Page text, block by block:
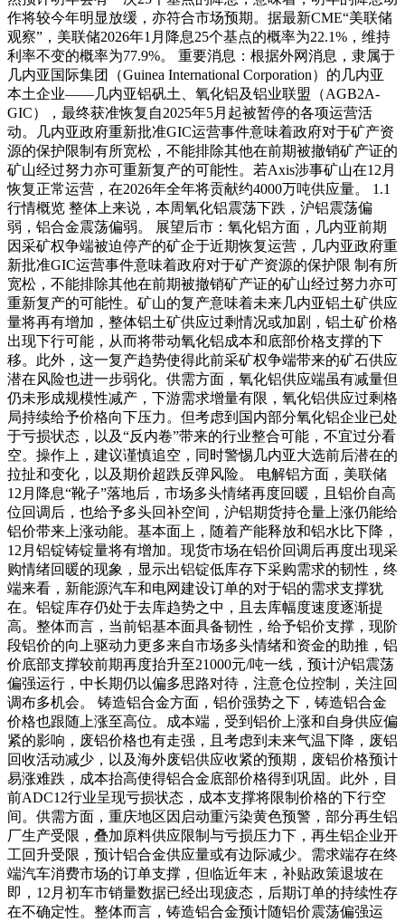
作将较今年明显放缓，亦符合市场预期。据最新CME“美联储
观察”，美联储2026年1月降息25个基点的概率为22.1%，维持
利率不变的概率为77.9%。 重要消息：根据外网消息，隶属于
几内亚国际集团（Guinea International Corporation）的几内亚
本土企业——几内亚铝矾土、氧化铝及铝业联盟（AGB2A-
GIC），最终获准恢复自2025年5月起被暂停的各项运营活
动。几内亚政府重新批准GIC运营事件意味着政府对于矿产资
源的保护限制有所宽松，不能排除其他在前期被撤销矿产证的
矿山经过努力亦可重新复产的可能性。若Axis涉事矿山在12月
恢复正常运营，在2026年全年将贡献约4000万吨供应量。 1.1
行情概览 整体上来说，本周氧化铝震荡下跌，沪铝震荡偏
弱，铝合金震荡偏弱。 展望后市：氧化铝方面，几内亚前期
因采矿权争端被迫停产的矿企于近期恢复运营，几内亚政府重
新批准GIC运营事件意味着政府对于矿产资源的保护限 制有所
宽松，不能排除其他在前期被撤销矿产证的矿山经过努力亦可
重新复产的可能性。矿山的复产意味着未来几内亚铝土矿供应
量将再有增加，整体铝土矿供应过剩情况或加剧，铝土矿价格
出现下行可能，从而将带动氧化铝成本和底部价格支撑的下
移。此外，这一复产趋势使得此前采矿权争端带来的矿石供应
潜在风险也进一步弱化。供需方面，氧化铝供应端虽有减量但
仍未形成规模性减产，下游需求增量有限，氧化铝供应过剩格
局持续给予价格向下压力。但考虑到国内部分氧化铝企业已处
于亏损状态，以及“反内卷”带来的行业整合可能，不宜过分看
空。操作上，建议谨慎追空，同时警惕几内亚大选前后潜在的
拉扯和变化，以及期价超跌反弹风险。 电解铝方面，美联储
12月降息“靴子”落地后，市场多头情绪再度回暖，且铝价自高
位回调后，也给予多头回补空间，沪铝期货持仓量上涨仍能给
铝价带来上涨动能。基本面上，随着产能释放和铝水比下降，
12月铝锭铸锭量将有增加。现货市场在铝价回调后再度出现采
购情绪回暖的现象，显示出铝锭低库存下采购需求的韧性，终
端来看，新能源汽车和电网建设订单的对于铝的需求支撑犹
在。铝锭库存仍处于去库趋势之中，且去库幅度速度逐渐提
高。整体而言，当前铝基本面具备韧性，给予铝价支撑，现阶
段铝价的向上驱动力更多来自市场多头情绪和资金的助推，铝
价底部支撑较前期再度抬升至21000元/吨一线，预计沪铝震荡
偏强运行，中长期仍以偏多思路对待，注意仓位控制，关注回
调布多机会。 铸造铝合金方面，铝价强势之下，铸造铝合金
价格也跟随上涨至高位。成本端，受到铝价上涨和自身供应偏
紧的影响，废铝价格也有走强，且考虑到未来气温下降，废铝
回收活动减少，以及海外废铝供应收紧的预期，废铝价格预计
易涨难跌，成本抬高使得铝合金底部价格得到巩固。此外，目
前ADC12行业呈现亏损状态，成本支撑将限制价格的下行空
间。供需方面，重庆地区因启动重污染黄色预警，部分再生铝
厂生产受限，叠加原料供应限制与亏损压力下，再生铝企业开
工回升受限，预计铝合金供应量或有边际减少。需求端存在终
端汽车消费市场的订单支撑，但临近年末，补贴政策退坡在
即，12月初车市销量数据已经出现疲态，后期订单的持续性存
在不确定性。整体而言，铸造铝合金预计随铝价震荡偏强运